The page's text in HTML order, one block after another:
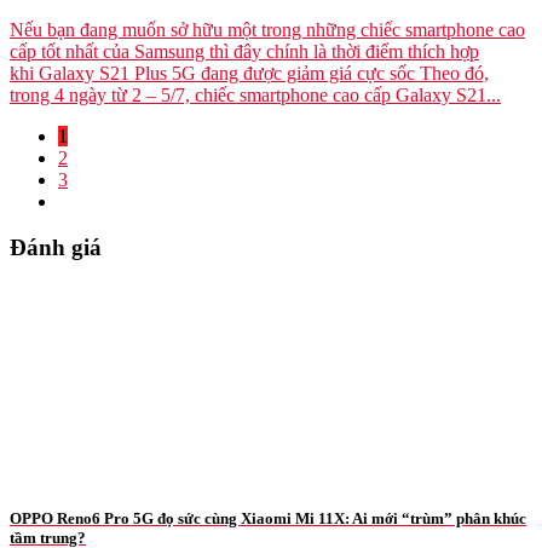
Nếu bạn đang muốn sở hữu một trong những chiếc smartphone cao
cấp tốt nhất của Samsung thì đây chính là thời điểm thích hợp
khi Galaxy S21 Plus 5G đang được giảm giá cực sốc Theo đó,
trong 4 ngày từ 2 – 5/7, chiếc smartphone cao cấp Galaxy S21...
1
2
3
Đánh giá
OPPO Reno6 Pro 5G đọ sức cùng Xiaomi Mi 11X: Ai mới “trùm” phân khúc
tầm trung?